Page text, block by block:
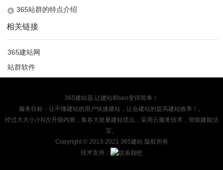
365站群的特点介绍
相关链接
365建站网
站群软件
365建站器,让建站和seo变得简单！
服务目标：让不懂建站的用户快速建站，让会建站的提高建站效率！。
经过大大小小N次升级内测，集各大批量建站优点，采用云服务技术，智能建能法
宝。
Copyright © 2013-2021 365建站 版权所有
技术支持：